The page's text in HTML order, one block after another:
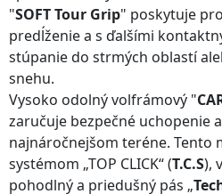
"SOFT Tour Grip" poskytuje
predĺženie a s ďalšími
stúpanie do strmých oblastí
snehu.
Vysoko odolný volfrámový "
zaručuje bezpečné uchopenie
najnáročnejšom teréne. Tento
systémom „TOP CLICK“ (T.C.S),
pohodlný a priedušný pás „